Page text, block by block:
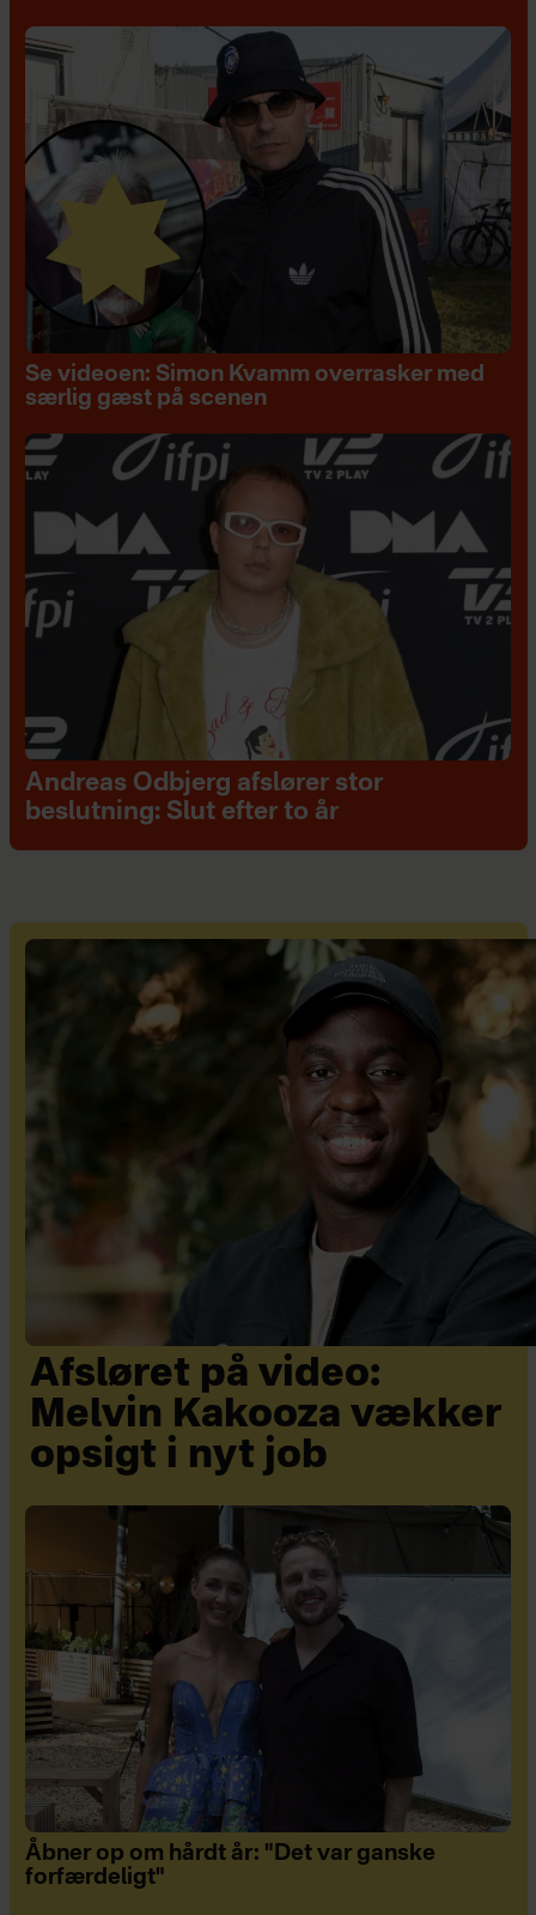
Se videoen: Simon Kvamm overrasker med
særlig gæst på scenen
Andreas Odbjerg afslører stor
beslutning: Slut efter to år
Afsløret på video:
Melvin Kakooza vækker
opsigt i nyt job
Åbner op om hårdt år: "Det var ganske
forfærdeligt"